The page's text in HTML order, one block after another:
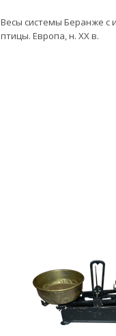
Весы системы Беранже с
птицы. Европа, н. ХХ в.